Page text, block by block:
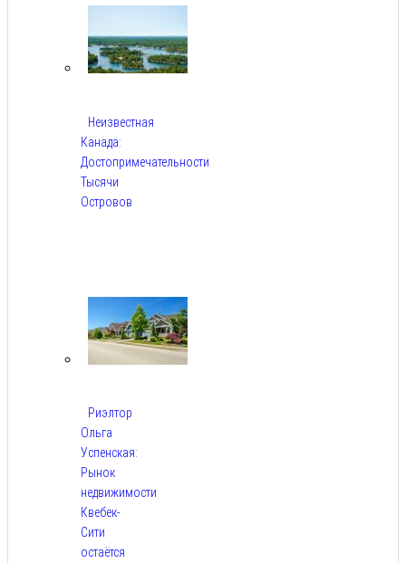
Неизвестная
Канада:
Достопримечательности
Тысячи
Островов
Риэлтор
Ольга
Успенская:
Рынок
недвижимости
Квебек-
Сити
остаётся